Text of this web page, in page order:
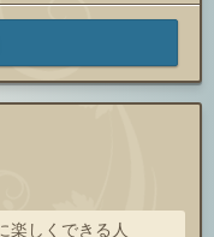
楽しくできる人